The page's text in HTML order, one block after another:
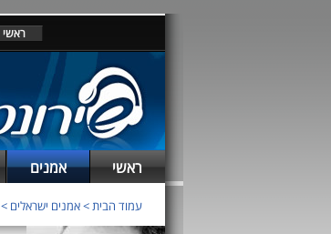
ראשי
ראשי אמנים
עמוד הבית>אמנים ישראלים >